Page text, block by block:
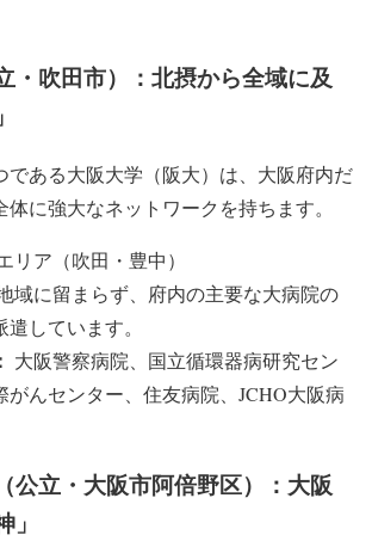
・吹田市）：北摂から全域に及
である大阪大学（阪大）は、大阪府内だ
に強大なネットワークを持ちます。
リア（吹田・豊中）
域に留まらず、府内の主要な大病院の
しています。
大阪警察病院、国立循環器病研究セン
がんセンター、住友病院、JCHO大阪病
公立・大阪市阿倍野区）：大阪